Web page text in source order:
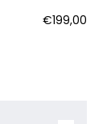
€199,00